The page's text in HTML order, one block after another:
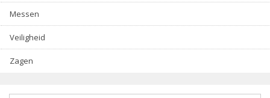
Messen
Veiligheid
Zagen